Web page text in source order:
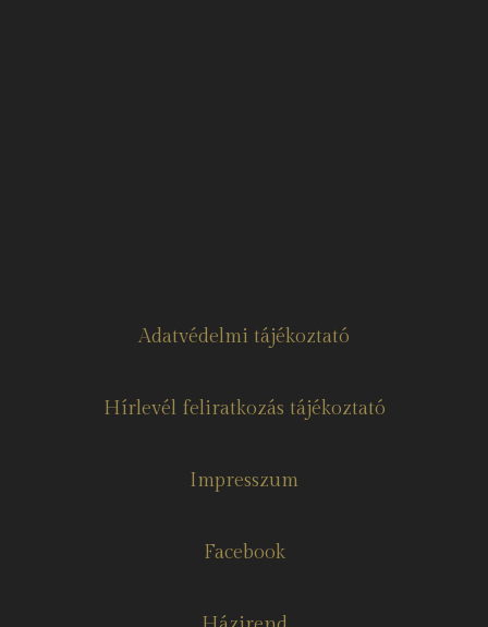
Adatvédelmi tájékoztató
Hírlevél feliratkozás tájékoztató
Impresszum
Facebook